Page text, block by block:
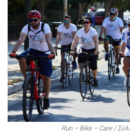
Run – Bike – Care /